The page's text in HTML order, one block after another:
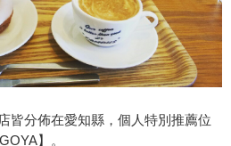
皆分佈在愛知縣，個人特別推薦位
】。